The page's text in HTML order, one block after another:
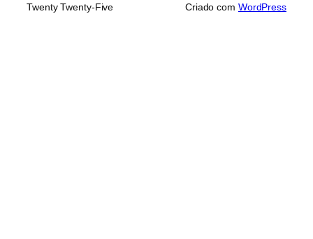
Twenty Twenty-Five Criado com WordPress